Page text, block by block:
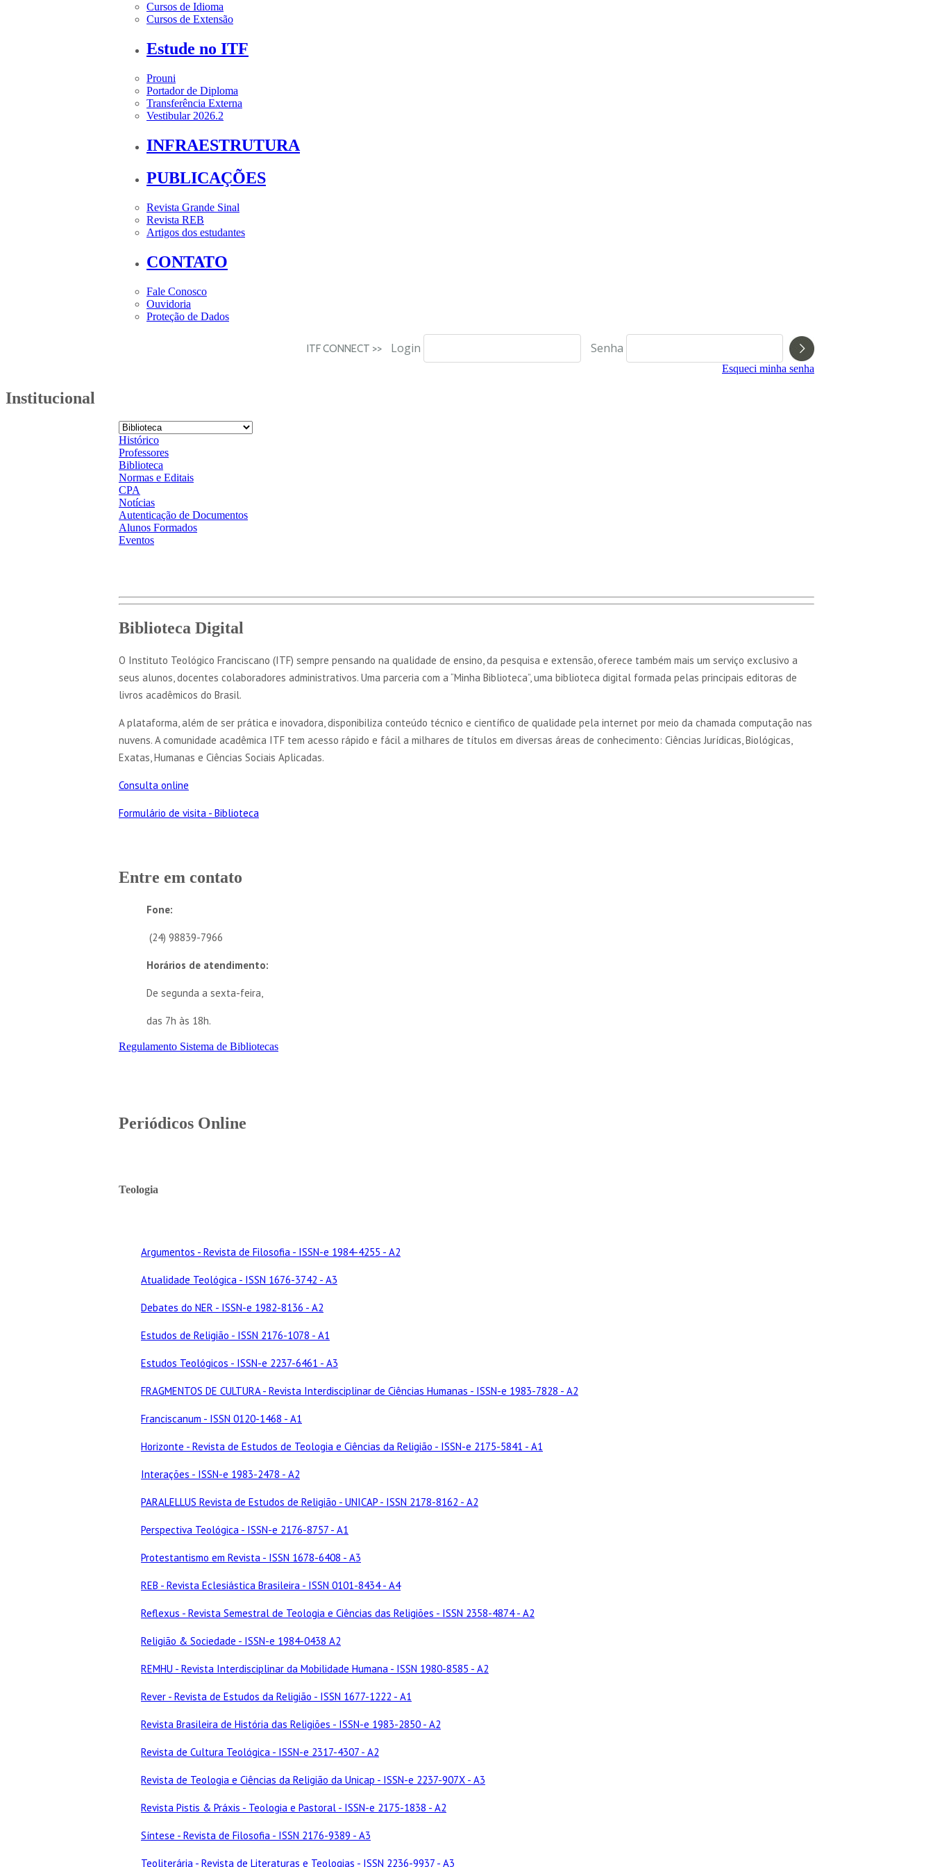
Cursos de Idioma
Cursos de Extensão
Estude no ITF
Prouni
Portador de Diploma
Transferência Externa
Vestibular 2026.2
INFRAESTRUTURA
PUBLICAÇÕES
Revista Grande Sinal
Revista REB
Artigos dos estudantes
CONTATO
Fale Conosco
Ouvidoria
Proteção de Dados
ITF CONNECT >> Login Senha
Esqueci minha senha
Institucional
Histórico
Professores
Biblioteca
Normas e Editais
CPA
Notícias
Autenticação de Documentos
Alunos Formados
Eventos
Biblioteca Digital
O Instituto Teológico Franciscano (ITF) sempre pensando na qualidade de ensino, da pesquisa e extensão, oferece também mais um serviço exclusivo a
seus alunos, docentes colaboradores administrativos. Uma parceria com a “Minha Biblioteca”, uma biblioteca digital formada pelas principais editoras de
livros acadêmicos do Brasil.
A plataforma, além de ser prática e inovadora, disponibiliza conteúdo técnico e científico de qualidade pela internet por meio da chamada computação nas
nuvens. A comunidade acadêmica ITF tem acesso rápido e fácil a milhares de títulos em diversas áreas de conhecimento: Ciências Jurídicas, Biológicas,
Exatas, Humanas e Ciências Sociais Aplicadas.
Consulta online
Formulário de visita - Biblioteca
Entre em contato
Fone:
(24) 98839-7966
Horários de atendimento:
De segunda a sexta-feira,
das 7h às 18h.
Regulamento Sistema de Bibliotecas
Periódicos Online
Teologia
Argumentos - Revista de Filosofia - ISSN-e 1984-4255 - A2
Atualidade Teológica - ISSN 1676-3742 - A3
Debates do NER - ISSN-e 1982-8136 - A2
Estudos de Religião - ISSN 2176-1078 - A1
Estudos Teológicos - ISSN-e 2237-6461 - A3
FRAGMENTOS DE CULTURA - Revista Interdisciplinar de Ciências Humanas - ISSN-e 1983-7828 - A2
Franciscanum - ISSN 0120-1468 - A1
Horizonte - Revista de Estudos de Teologia e Ciências da Religião - ISSN-e 2175-5841 - A1
Interações - ISSN-e 1983-2478 - A2
PARALELLUS Revista de Estudos de Religião - UNICAP - ISSN 2178-8162 - A2
Perspectiva Teológica - ISSN-e 2176-8757 - A1
Protestantismo em Revista - ISSN 1678-6408 - A3
REB - Revista Eclesiástica Brasileira - ISSN 0101-8434 - A4
Reflexus - Revista Semestral de Teologia e Ciências das Religiões - ISSN 2358-4874 - A2
Religião & Sociedade - ISSN-e 1984-0438 A2
REMHU - Revista Interdisciplinar da Mobilidade Humana - ISSN 1980-8585 - A2
Rever - Revista de Estudos da Religião - ISSN 1677-1222 - A1
Revista Brasileira de História das Religiões - ISSN-e 1983-2850 - A2
Revista de Cultura Teológica - ISSN-e 2317-4307 - A2
Revista de Teologia e Ciências da Religião da Unicap - ISSN-e 2237-907X - A3
Revista Pistis & Práxis - Teologia e Pastoral - ISSN-e 2175-1838 - A2
Síntese - Revista de Filosofia - ISSN 2176-9389 - A3
Teoliterária - Revista de Literaturas e Teologias - ISSN 2236-9937 - A3